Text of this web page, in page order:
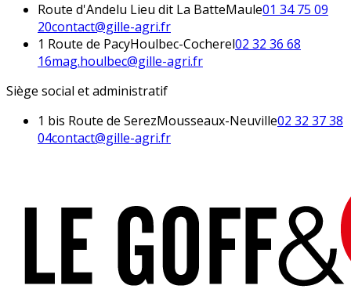
Route d'Andelu Lieu dit La BatteMaule01 34 75 09
20contact@gille-agri.fr
1 Route de PacyHoulbec-Cocherel02 32 36 68
16mag.houlbec@gille-agri.fr
Siège social et administratif
1 bis Route de SerezMousseaux-Neuville02 32 37 38
04contact@gille-agri.fr